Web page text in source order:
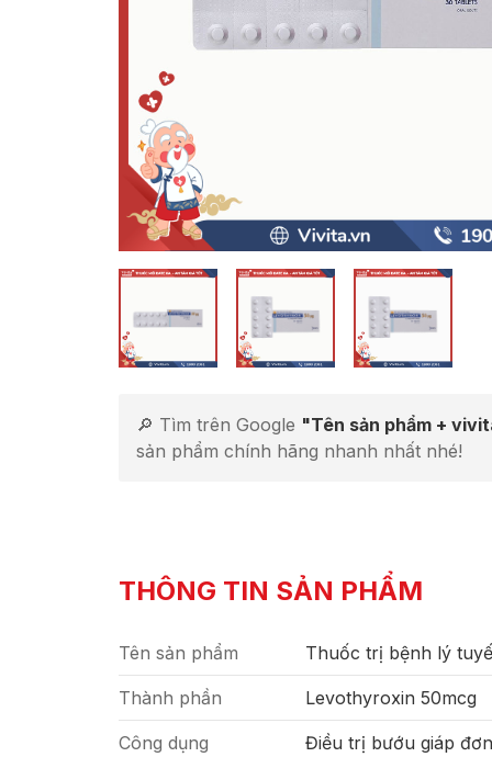
🔎 Tìm trên Google "Tên sản phẩm +
sản phẩm chính hãng nhanh nhất nhé!
THÔNG TIN SẢN PHẨM
Tên sản phẩm Thuốc trị bệnh lý
Thành phần Levothyroxin 50mcg
Công dụng
Điều trị bướu giáp